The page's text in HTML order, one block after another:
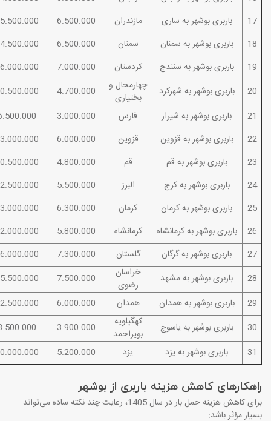
6.500.000 مازندران باربری بوشهر به ساری
17
6.500.000 سمنان باربری بوشهر به سمنان
18
7.000.000 کردستان باربری بوشهر به سنندج
19
4.700.000
چهارمحال و
بختیاری
باربری بوشهر به شهرکرد
20
3.000.000 فارس باربری بوشهر به شیراز
21
6.000.000 قزوین باربری بوشهر به قزوین
22
4.800.000 قم باربری بوشهر به قم
23
5.500.000 البرز باربری بوشهر به کرج
24
6.300.000 کرمان باربری بوشهر به کرمان
25
5.800.000 کرمانشاه باربری بوشهر به کرمانشاه
26
7.300.000 گلستان باربری بوشهر به گرگان
27
7.500.000
خراسان
رضوی
باربری بوشهر به مشهد
28
6.000.000 همدان باربری بوشهر به همدان
29
3.900.000
کهگیلویه
بویراحمد
باربری بوشهر به یاسوج
30
5.200.000 یزد باربری بوشهر به یزد 31
راهکارهای کاهش هزینه باربری از بوشهر
برای کاهش هزینه حمل بار در سال 1405، رعایت چند نکته ساده می‌تواند
بسیار مؤثر باشد: